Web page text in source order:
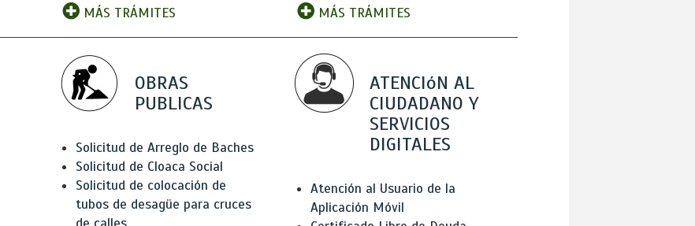
MÁS TRÁMITES MÁS TRÁMITES
OBRAS
PUBLICAS
Solicitud de Arreglo de Baches
Solicitud de Cloaca Social
Solicitud de colocación de
tubos de desagüe para cruces
ATENCIóN AL
CIUDADANO Y
SERVICIOS
DIGITALES
Atención al Usuario de la
Aplicación Móvil